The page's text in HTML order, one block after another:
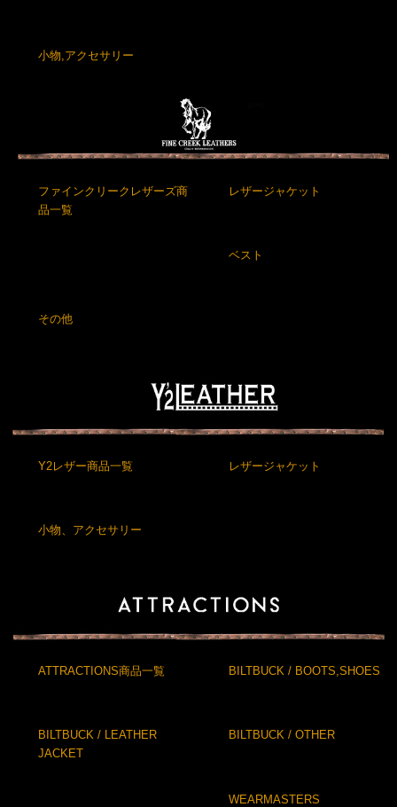
小物,アクセサリー
ファインクリークレザーズ商
品一覧
レザージャケット
ベスト
その他
Y2レザー商品一覧 レザージャケット
小物、アクセサリー
ATTRACTIONS商品一覧 BILTBUCK / BOOTS,SHOES
BILTBUCK / LEATHER
JACKET
BILTBUCK / OTHER
WEARMASTERS